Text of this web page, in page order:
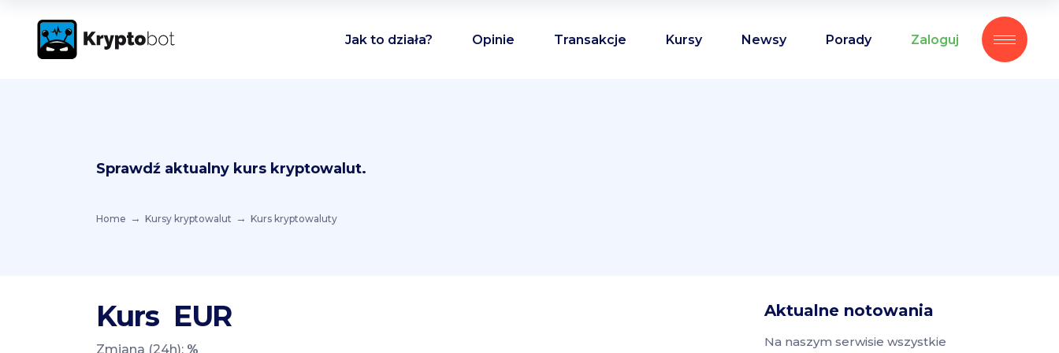
Jak to działa? Opinie Transakcje Kursy Newsy Porady Zaloguj
Sprawdź aktualny kurs kryptowalut.
Home Kursy kryptowalut Kurs kryptowaluty
Kurs EUR
Zmiana (24h): %
Aktualne notowania
Na naszym serwisie wszystkie